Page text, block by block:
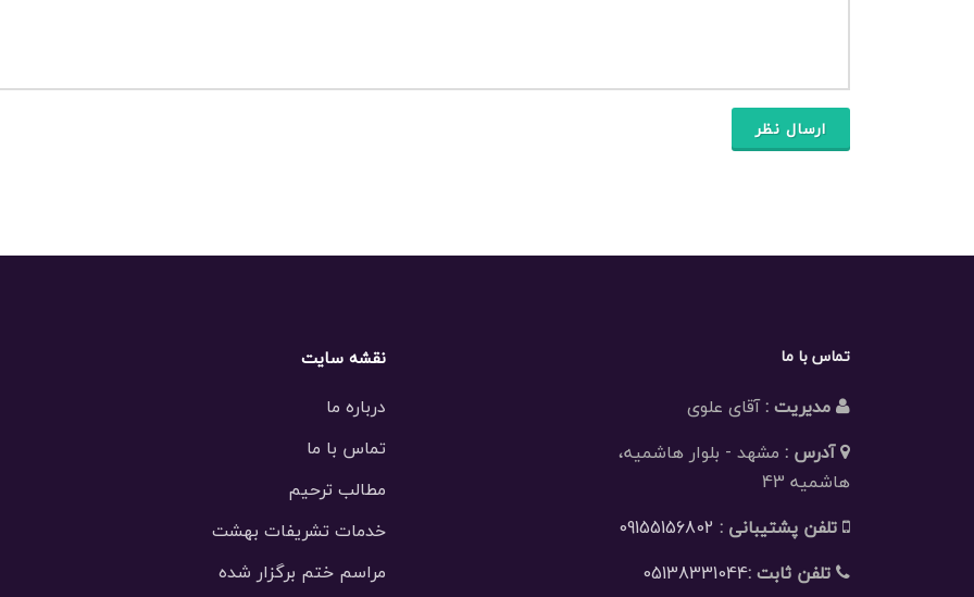
ارسال نظر
تماس با ما
مدیریت :آقای علوی
آدرس : مشهد - بلوار هاشمیه،
هاشمیه 43
تلفن پشتیبانی : 09155156802
تلفن ثابت :05138331044
نقشه سایت
درباره ما
تماس با ما
مطالب ترحیم
خدمات تشریفات بهشت
مراسم ختم برگزار شده